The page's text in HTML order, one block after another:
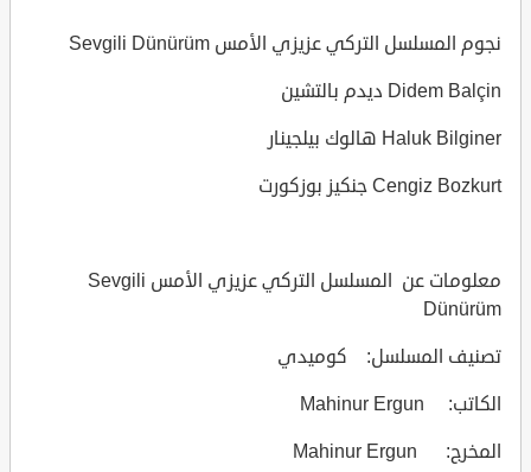
نجوم المسلسل التركي عزيزي الأمس Sevgili Dünürüm
Didem Balçin ديدم بالتشين
Haluk Bilginer هالوك بيلجينار
Cengiz Bozkurt جنكيز بوزكورت
معلومات عن المسلسل التركي عزيزي الأمس Sevgili
Dünürüm
تصنيف المسلسل: كوميدي
الكاتب: Mahinur Ergun
المخرج: Mahinur Ergun